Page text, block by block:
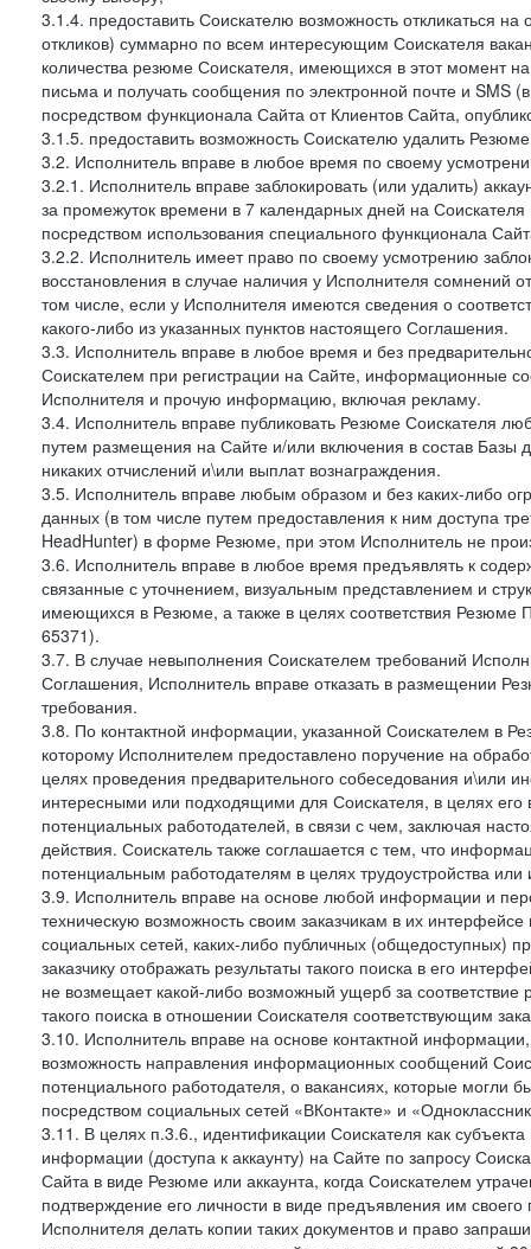
3.1.4. предоставить Соискателю возможность откликаться
откликов) суммарно по всем интересующим Соискателя
количества резюме Соискателя, имеющихся в этот момент
письма и получать сообщения по электронной почте и SMS
посредством функционала Сайта от Клиентов Сайта,
3.1.5. предоставить возможность Соискателю удалить
3.2. Исполнитель вправе в любое время по своему
3.2.1. Исполнитель вправе заблокировать (или удалить)
за промежуток времени в 7 календарных дней на
посредством использования специального функционала
3.2.2. Исполнитель имеет право по своему усмотрению
восстановления в случае наличия у Исполнителя сомнений
том числе, если у Исполнителя имеются сведения о
какого-либо из указанных пунктов настоящего Соглашения.
3.3. Исполнитель вправе в любое время и без
Соискателем при регистрации на Сайте, информационные
Исполнителя и прочую информацию, включая рекламу.
3.4. Исполнитель вправе публиковать Резюме Соискателя
путем размещения на Сайте и/или включения в состав Базы
никаких отчислений и\или выплат вознаграждения.
3.5. Исполнитель вправе любым образом и без каких-либо
данных (в том числе путем предоставления к ним доступа
HeadHunter) в форме Резюме, при этом Исполнитель не
3.6. Исполнитель вправе в любое время предъявлять к
связанные с уточнением, визуальным представлением и
имеющихся в Резюме, а также в целях соответствия
65371).
3.7. В случае невыполнения Соискателем требований
Соглашения, Исполнитель вправе отказать в размещении
требования.
3.8. По контактной информации, указанной Соискателем в
которому Исполнителем предоставлено поручение на
целях проведения предварительного собеседования и\или
интересными или подходящими для Соискателя, в целях его
потенциальных работодателей, в связи с чем, заключая
действия. Соискатель также соглашается с тем, что
потенциальным работодателям в целях трудоустройства
3.9. Исполнитель вправе на основе любой информации и
техническую возможность своим заказчикам в их
социальных сетей, каких-либо публичных (общедоступных)
заказчику отображать результаты такого поиска в его
не возмещает какой-либо возможный ущерб за соответствие
такого поиска в отношении Соискателя соответствующим
3.10. Исполнитель вправе на основе контактной
возможность направления информационных сообщений
потенциального работодателя, о вакансиях, которые
посредством социальных сетей «ВКонтакте» и
3.11. В целях п.3.6., идентификации Соискателя как
информации (доступа к аккаунту) на Сайте по запросу
Сайта в виде Резюме или аккаунта, когда Соискателем
подтверждение его личности в виде предъявления им
Исполнителя делать копии таких документов и право